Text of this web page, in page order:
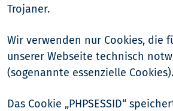
Trojaner.
Wir verwenden nur Cookies, die
unserer Webseite technisch
(sogenannte essenzielle Cookies).
Das Cookie „PHPSESSID“